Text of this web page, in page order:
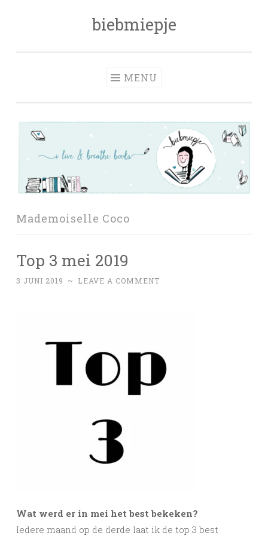
biebmiepje
MENU
Mademoiselle Coco
Top 3 mei 2019
3 JUNI 2019 ~ LEAVE A COMMENT
Wat werd er in mei het best bekeken?
Iedere maand op de derde laat ik de top 3 best